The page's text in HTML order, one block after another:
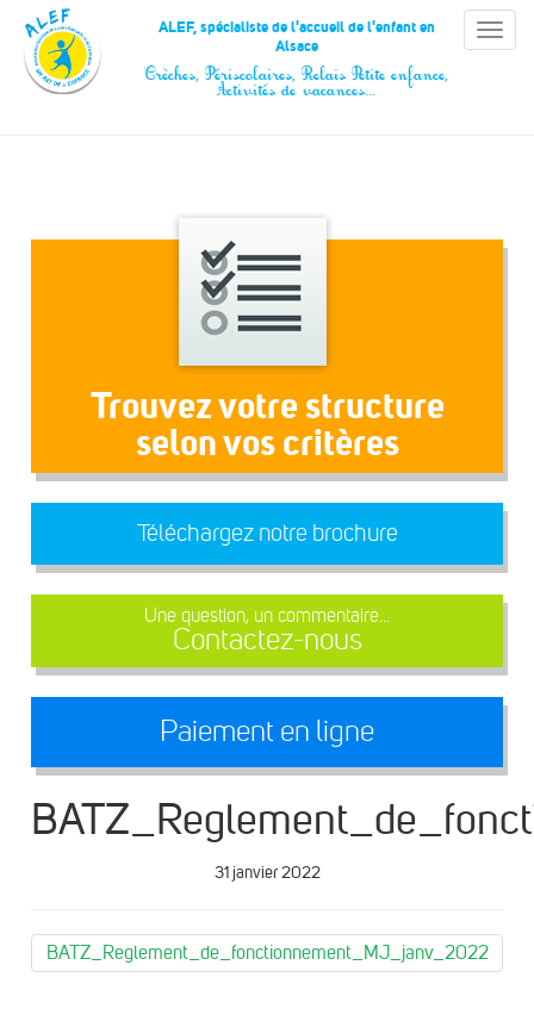
Panneau de gestion des cookies
Toggle
ALEF, spécialiste de l'accueil de l'enfant en
Alsace
Crèches, Périscolaires, Relais Petite enfance,
Activités de vacances…
Trouvez votre structure
selon vos critères
Téléchargez notre brochure
Une question, un commentaire...
Contactez-nous
Paiement en ligne
31 janvier 2022
BATZ_Reglement_de_fonctionnement_MJ_janv_2022